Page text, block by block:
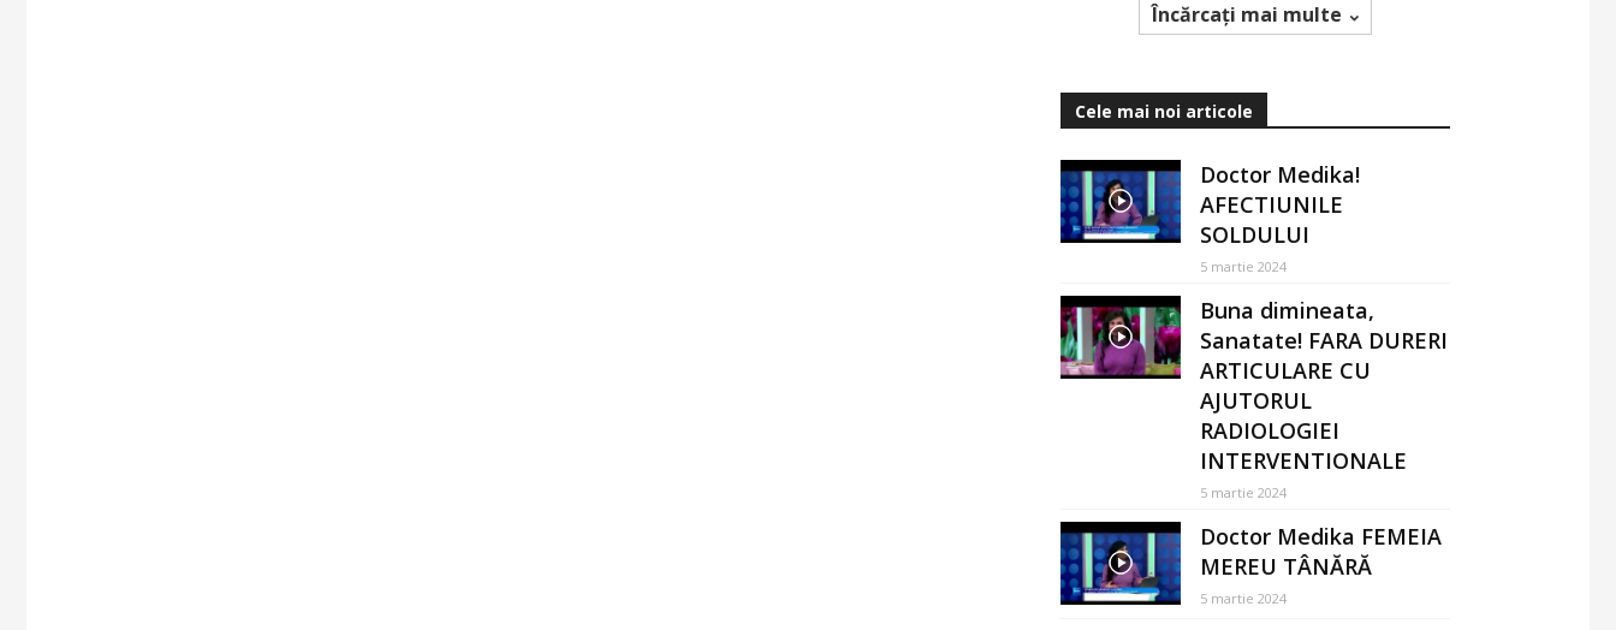
Încărcați mai multe
Cele mai noi articole
Doctor Medika!
AFECTIUNILE
SOLDULUI
5 martie 2024
Buna dimineata,
Sanatate! FARA DURERI
ARTICULARE CU
AJUTORUL
RADIOLOGIEI
INTERVENTIONALE
5 martie 2024
Doctor Medika FEMEIA
MEREU TÂNĂRĂ
5 martie 2024